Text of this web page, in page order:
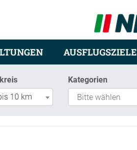
AUSFLUGSZIELE
10 km
Kategorien